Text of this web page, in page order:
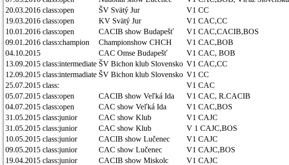
20.03.2016 class:open ŠV Svätý Jur V1 CC
19.03.2016 class:open KV Svätý Jur V1 CAC,CC
10.01.2016 class:open CACIB show Budapešť V1 CAC,CACIB,BOS
09.01.2016 class:champion Championshow CHCH
V1 CAC,BOB
04.10.2015
CAC Omse Budapešť V1 CAC, BOB
13.09.2015 class:intermediate ŠV Bichon klub Slovensko V1 CAC,CC
12.09.2015 class:intermadiate ŠV Bichon klub Slovensko V1 CC
25.07.2015 class: V1 CAC
05.07.2015 class:open CACIB show Veľká Ida V1 CAC, R.CACIB
04.07.2015 class:open CAC show Veľká Ida
V1 CAC,BOS
31.05.2015 class:junior CAC show Klub V1 CAJC
31.05.2015 class:junior CAC show Klub V 1 CAJC,BOS
10.05.2015 class:junior CACIB show Lučenec
V1 CAJC
09.05.2015 class:junior CAC show Lučenec V1 CAJC,BOS
19.04.2015 class:junior CACIB show Miskolc V1 CAJC